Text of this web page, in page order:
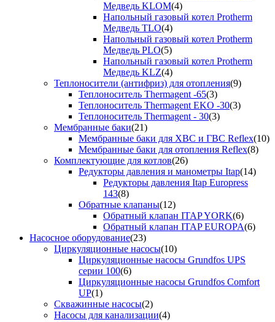
Медведь KLOM(4)
Напольный газовый котел Protherm
Медведь TLO(4)
Напольный газовый котел Protherm
Медведь PLO(5)
Напольный газовый котел Protherm
Медведь KLZ(4)
Теплоносители (антифриз) для отопления(9)
Теплоноситель Thermagent -65(3)
Теплоноситель Thermagent EKO -30(3)
Теплоноситель Thermagent - 30(3)
Мембранные баки(21)
Мембранные баки для ХВС и ГВС Reflex(10)
Мембранные баки для отопления Reflex(8)
Комплектующие для котлов(26)
Редукторы давления и манометры Itap(14)
Редукторы давления Itap Europress
143(8)
Обратные клапаны(12)
Обратный клапан ITAP YORK(6)
Обратный клапан ITAP EUROPA(6)
Насосное оборудование(23)
Циркуляционные насосы(10)
Циркуляционные насосы Grundfos UPS
серии 100(6)
Циркуляционные насосы Grundfos Comfort
UP(1)
Скважинные насосы(2)
Насосы для канализации(4)